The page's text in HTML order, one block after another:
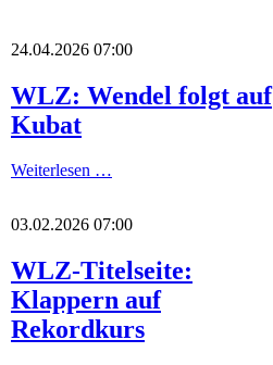
24.04.2026 07:00
WLZ: Wendel folgt auf
Kubat
Weiterlesen …
03.02.2026 07:00
WLZ-Titelseite:
Klappern auf
Rekordkurs